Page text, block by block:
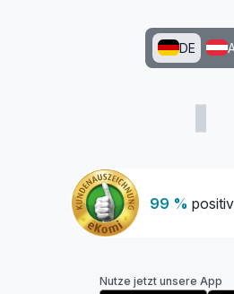
99 %
DE
Nutze jetzt unsere App